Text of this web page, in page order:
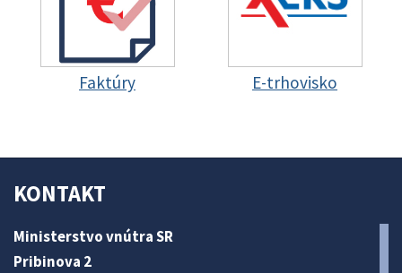
Faktúry E-trhovisko
KONTAKT
Ministerstvo vnútra SR
Pribinova 2